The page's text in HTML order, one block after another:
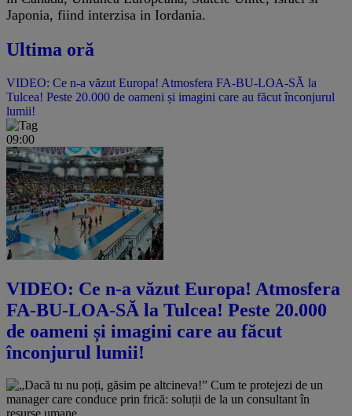
Japonia, fiind interzisa in Iordania.
Ultima oră
VIDEO: Ce n-a văzut Europa! Atmosfera FA-BU-LOA-SĂ la
Tulcea! Peste 20.000 de oameni și imagini care au făcut înconjurul
lumii!
09:00
VIDEO: Ce n-a văzut Europa! Atmosfera
FA-BU-LOA-SĂ la Tulcea! Peste 20.000
de oameni și imagini care au făcut
înconjurul lumii!